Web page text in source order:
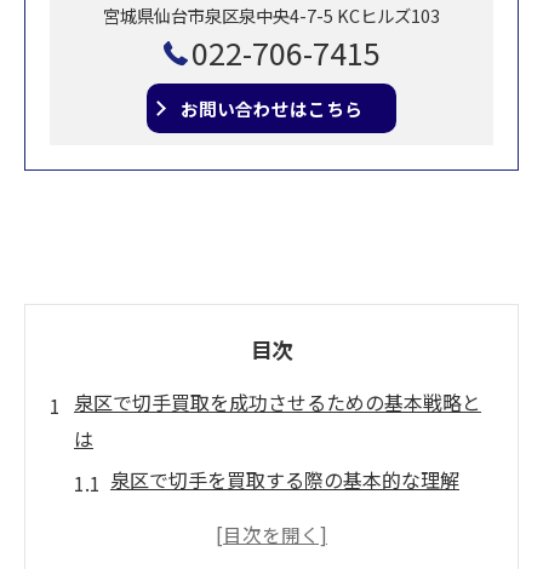
宮城県仙台市泉区泉中央4-7-5 KCヒルズ103
022-706-7415
お問い合わせはこちら
目次
泉区で切手買取を成功させるための基本戦略と
は
泉区で切手を買取する際の基本的な理解
切手の市場価値を把握するためのガイド